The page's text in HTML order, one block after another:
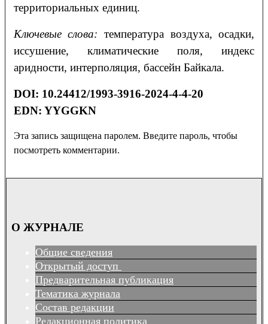
территориальных единиц.
Ключевые слова: температура воздуха, осадки,
иссушение, климатические поля, индекс
аридности, интерполяция, бассейн Байкала.
DOI: 10.24412/1993-3916-2024-4-4-20
EDN: YYGGKN
Эта запись защищена паролем. Введите пароль, чтобы
посмотреть комментарии.
О ЖУРНАЛЕ
Общие сведения
Открытый доступ
Предварительная публикация
Тематика журнала
Состав редакции
Редакционная политика